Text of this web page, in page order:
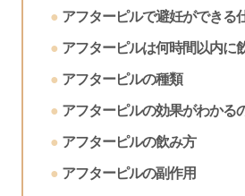
アフターピルで避妊ができる
アフターピルは何時間以内に
アフターピルの種類
アフターピルの効果がわかる
アフターピルの飲み方
アフターピルの副作用